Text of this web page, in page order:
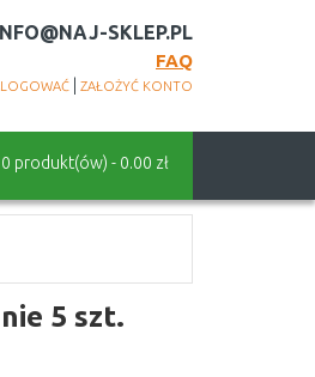
SKLEP.PL
FAQ
ZAŁOŻYĆ KONTO
0 produkt(ów) - 0.00 zł
5 szt.